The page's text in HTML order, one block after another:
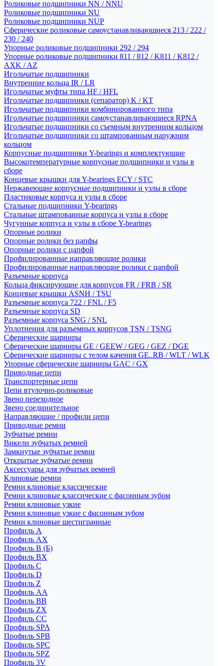
Роликовые подшипники NN / NNU
Роликовые подшипники NU
Роликовые подшипники NUP
Сферические роликовые самоустанавливающиеся 213 / 222 /
230 / 240
Упорные роликовые подшипники 292 / 294
Упорные роликовые подшипники 811 / 812 / K811 / K812 /
AXK / AZ
Игольчатые подшипники
Внутренние кольца IR / LR
Игольчатые муфты типа HF / HFL
Игольчатые подшипники (сепаратор) K / KT
Игольчатые подшипники комбинированного типа
Игольчатые подшипники самоустанавливающиеся RPNA
Игольчатые подшипники со съемным внутренним кольцом
Игольчатые подшипники со штампованным наружним
кольцом
Корпусные подшипники Y-bearings и комплектующие
Высокотемпературные корпусные подшипники и узлы в
сборе
Концевые крышки для Y-bearings ECY / STC
Нержавеющие корпусные подшипники и узлы в сборе
Пластиковые корпуса и узлы в сборе
Стальные подшипники Y-bearings
Стальные штампованные корпуса и узлы в сборе
Чугунные корпуса и узлы в сборе Y-bearings
Опорные ролики
Опорные ролики без цапфы
Опорные ролики с цапфой
Профилированные направляющие ролики
Профилированные направляющие ролики с цапфой
Разъемные корпуса
Кольца фиксирующие для корпусов FR / FRB / SR
Концевые крышки ASNH / TSU
Разъемные корпуса 722 / FNL / F5
Разъемные корпуса SD
Разъемные корпуса SNG / SNL
Уплотнения для разъемных корпусов TSN / TSNG
Сферические шарниры
Сферические шарниры GE / GEEW / GEG / GEZ / DGE
Сферические шарниры с телом качения GE..RB / WLT / WLK
Упорные сферические шарниры GAC / GX
Приводные цепи
Транспортерные цепи
Цепи втулочно-роликовые
Звено переходное
Звено соединительное
Направляющие / профили цепи
Приводные ремни
Зубчатые ремни
Викели зубчатых ремней
Замкнутые зубчатые ремни
Открытые зубчатые ремни
Аксессуары для зубчатых ремней
Клиновые ремни
Ремни клиновые классические
Ремни клиновые классические с фасонным зубом
Ремни клиновые узкие
Ремни клиновые узкие с фасонным зубом
Ремни клиновые шестигранные
Профиль A
Профиль AX
Профиль B (Б)
Профиль BX
Профиль C
Профиль D
Профиль Z
Профиль АА
Профиль BB
Профиль ZX
Профиль CC
Профиль SPA
Профиль SPB
Профиль SPC
Профиль SPZ
Профиль 3V